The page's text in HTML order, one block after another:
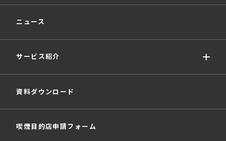
ニュース
サービス紹介
資料ダウンロード
喫煙目的店申請フォーム